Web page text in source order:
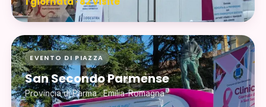
EVENTO DI PIAZZA
San Secondo Parmense
Provincia di Parma · Emilia-Romagna